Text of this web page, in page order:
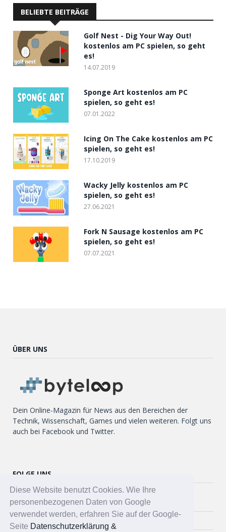
Diese Website benutzt Cookies. Wie Ihre
personenbezogenen Daten von Google
verwendet werden, erfahren Sie auf der Google-
Seite Datenschutzerklärung &
BELIEBTE BEITRÄGE
Golf Nest - Dig Your Way Out!
kostenlos am PC spielen, so geht
es!
14.07.2019
Sponge Art kostenlos am PC
spielen, so geht es!
07.01.2022
Icing On The Cake kostenlos am PC
spielen, so geht es!
17.10.2019
Wacky Jelly kostenlos am PC
spielen, so geht es!
27.06.2021
Fork N Sausage kostenlos am PC
spielen, so geht es!
07.07.2021
ÜBER UNS
Dein Online-Magazin für News aus den Bereichen der
Technik, Wissenschaft, Games und vielen weiteren. Folgt uns
auch bei Facebook und Twitter.
FOLGE UNS
Twitter
Facebook